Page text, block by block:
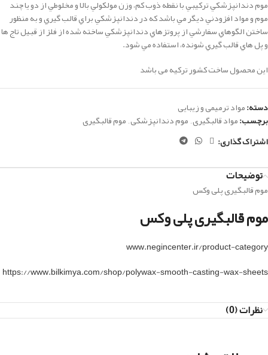
موم دندانپزشكي تركيبي با نقطه ذوب كم، وزن مولكولي بالا و مخلوطي از دو يا چند
موم و مواد افزودني ديگر مي باشد كه در دندانپزشكي براي قالب گيري و به منظور
ساختن الگوهاي سفارشي از پروتزهاي دندانپزشكي ساخته شده از فلز از قبيل تاج ها
و پل هاي قالب گيري شونده، استفاده مي شود.
این محصول ساخت کشور ترکیه می باشد
دسته:مواد ترمیمی و زیبایی
برچسب:مواد قالبگیری,موم دندانپزشکی,موم قالبگیری
اشتراک گذاری:
توضیحات
موم قالبگیری پلی وکس
موم قالبگیری پلی وکس
www.negincenter.ir/product-category
https://www.bilkimya.com/shop/polywax-smooth-casting-wax-sheets
نظرات (0)